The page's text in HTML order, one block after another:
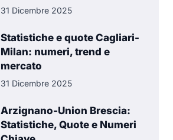
31 Dicembre 2025
Statistiche e quote Cagliari-
Milan: numeri, trend e
mercato
31 Dicembre 2025
Arzignano-Union Brescia:
Statistiche, Quote e Numeri